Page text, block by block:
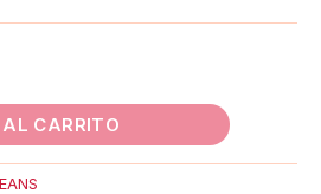
CARRITO